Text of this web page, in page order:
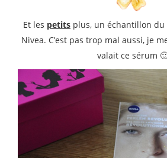
Et les petits plus, un échantillon du
Nivea. C’est pas trop mal aussi, je
valait ce sérum